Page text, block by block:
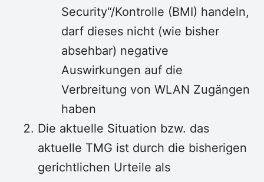
Security“/Kontrolle (BMI) handeln,
darf dieses nicht (wie bisher
absehbar) negative
Auswirkungen auf die
Verbreitung von WLAN Zugängen
haben
Die aktuelle Situation bzw. das
aktuelle TMG ist durch die bisherigen
gerichtlichen Urteile als